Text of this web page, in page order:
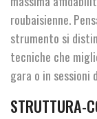
roubaisienne.
strumento si
tecniche che
gara o in sessioni
STRUTTURA-